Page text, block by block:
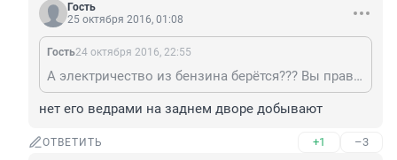
Гость
25 октября 2016, 01:08
Гость24 октября 2016, 22:55
А электричество из бензина берётся??? Вы правда так думаете??????
нет его ведрами на заднем дворе добывают
ОТВЕТИТЬ +1 –3